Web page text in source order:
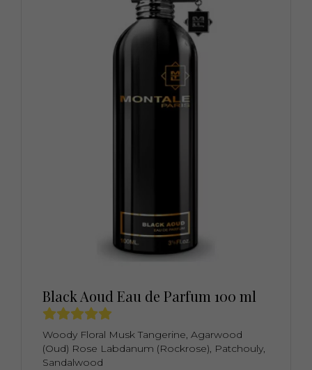
Black Aoud Eau de Parfum 100 ml
Woody Floral Musk Tangerine, Agarwood
(Oud) Rose Labdanum (Rockrose), Patchouly,
Sandalwood